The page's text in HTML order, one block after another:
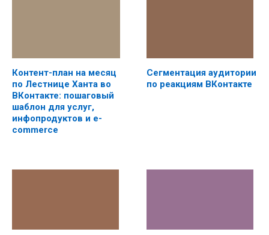
Контент-план на месяц
по Лестнице Ханта во
ВКонтакте: пошаговый
шаблон для услуг,
инфопродуктов и e-
commerce
Сегментация аудитории
по реакциям ВКонтакте